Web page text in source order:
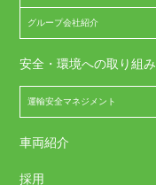
グループ会社紹介
安全・環境への取り組み
運輸安全マネジメント
車両紹介
採用